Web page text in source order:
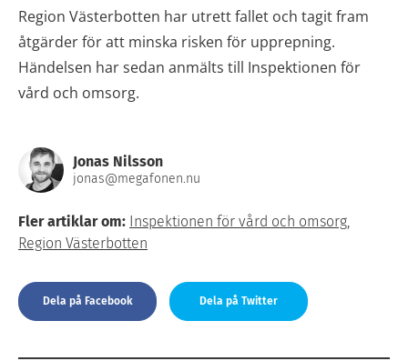
Region Västerbotten har utrett fallet och tagit fram
åtgärder för att minska risken för upprepning.
Händelsen har sedan anmälts till Inspektionen för
vård och omsorg.
Jonas Nilsson
jonas@megafonen.nu
Fler artiklar om: Inspektionen för vård och omsorg,
Region Västerbotten
Dela på Facebook Dela på Twitter